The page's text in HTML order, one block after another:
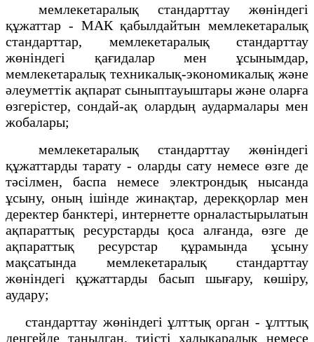
мемлекетаралық стандарттау жөніндегі
құжаттар - МАК қабылдайтын мемлекетаралық
стандарттар, мемлекетаралық стандарттау
жөніндегі қағидалар мен ұсынымдар,
мемлекетаралық техникалық-экономикалық және
әлеуметтік ақпарат сыныптауыштары және оларға
өзгерістер, сондай-ақ олардың аудармалары мен
жобалары;
мемлекетаралық стандарттау жөніндегі
құжаттарды тарату - оларды сату немесе өзге де
тәсілмен, баспа немесе электрондық нысанда
ұсыну, оның ішінде жинақтар, дерекқорлар мен
деректер банктері, интернетте орналастырылатын
ақпараттық ресурстарды қоса алғанда, өзге де
ақпараттық ресурстар құрамында ұсыну
мақсатында мемлекетаралық стандарттау
жөніндегі құжаттарды басып шығару, көшіру,
аудару;
стандарттау жөніндегі ұлттық орган - ұлттық
деңгейде танылган, тиісті халықаралық немесе